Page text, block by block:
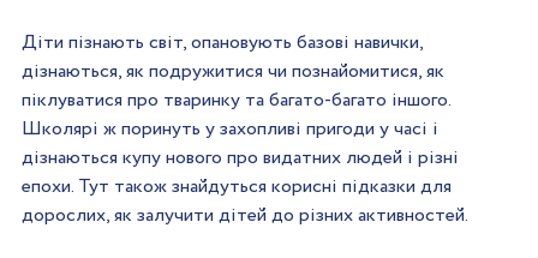
Діти пізнають світ, опановують базові навички,
дізнаються, як подружитися чи познайомитися, як
піклуватися про тваринку та багато-багато іншого.
Школярі ж поринуть у захопливі пригоди у часі і
дізнаються купу нового про видатних людей і різні
епохи. Тут також знайдуться корисні підказки для
дорослих, як залучити дітей до різних активностей.